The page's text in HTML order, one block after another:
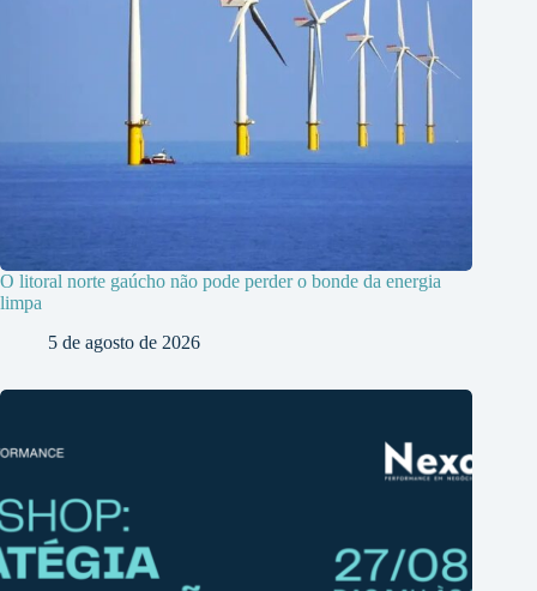
O litoral norte gaúcho não pode perder o bonde da energia
limpa
5 de agosto de 2026